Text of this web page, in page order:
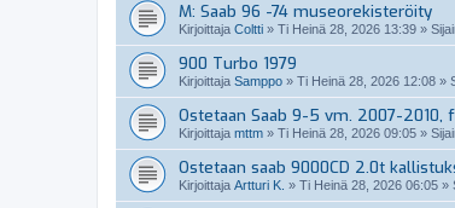
M: Saab 96 -74 museorekisteröity
Kirjoittaja Coltti » Ti Heinä 28, 2026 13:39 »
900 Turbo 1979
Kirjoittaja Samppo » Ti Heinä 28, 2026 12:08 »
Ostetaan Saab 9-5 vm. 2007-2010,
Kirjoittaja mttm » Ti Heinä 28, 2026 09:05 »
Ostetaan saab 9000CD 2.0t
Kirjoittaja Artturi K. » Ti Heinä 28, 2026 06:05 »